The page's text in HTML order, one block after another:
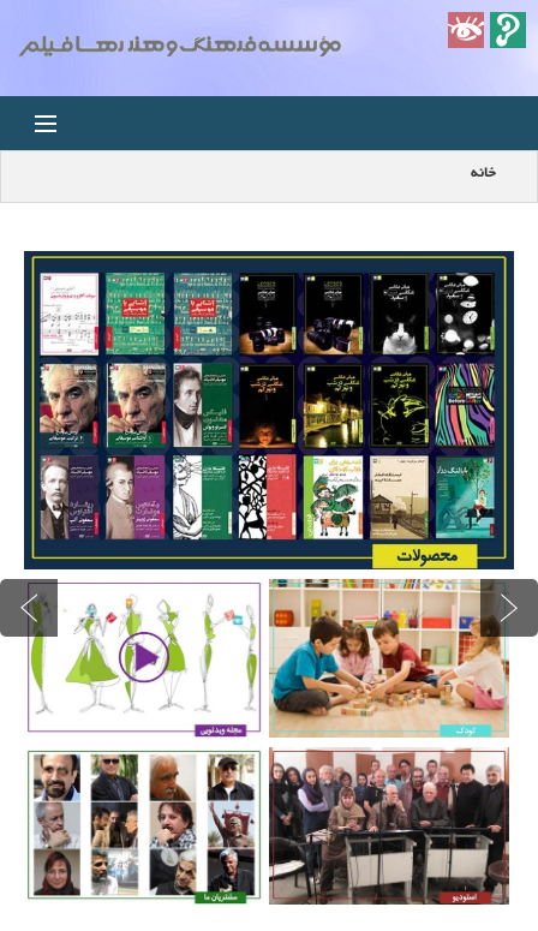
خانه
استودیو
فروشگاه
مجله ویدئویی
کودک
درباره ما
تماس با ما
سبد خرید شما خالی است
سبد خرید
ورود
عضویت
خانه